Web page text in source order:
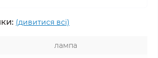
(дивитися всі)
лампа